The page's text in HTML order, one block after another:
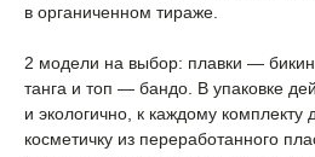
в органиченном тираже.
2 модели на выбор: плавки —
танга и топ — бандо. В упаковке
и экологично, к каждому
косметичку из переработанного